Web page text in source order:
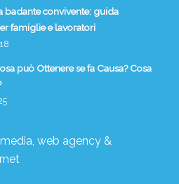
badante convivente: guida
famiglie e lavoratori
può Ottenere se fa Causa? Cosa
web agency&